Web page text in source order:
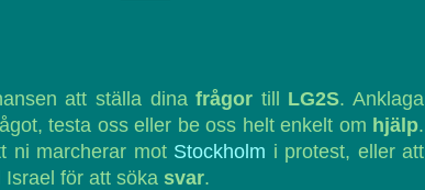
att ställa dinafrågor till LG2S. Anklaga
testa oss eller be oss helt enkelt om hjälp.
ni marcherar mot Stockholm i protest, eller att
Israel för att söka svar.